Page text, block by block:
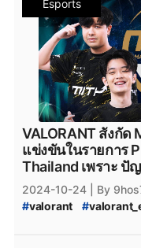
valorant_news #
VALORANT_ไทย #
Team_NKT #
Motiv_Esports #
BOOM_Esports #
Paperrex
Esports
VALORANT สังกัด
แข่งขันในรายการ
Thailand เพราะ ปั
นัก
2024-10-24
| By
#valorant #